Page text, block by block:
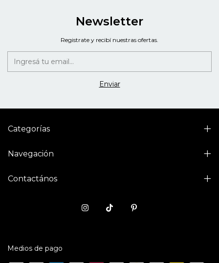
Newsletter
Registrate y recibí nuestras ofertas.
Categorías
Navegación
Contactános
Medios de pago